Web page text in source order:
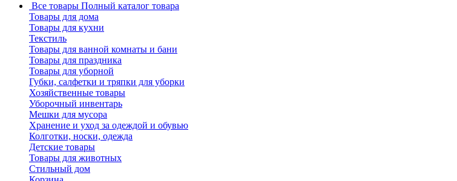
Все товары Полный каталог товара
Товары для дома
Товары для кухни
Текстиль
Товары для ванной комнаты и бани
Товары для праздника
Товары для уборной
Губки, салфетки и тряпки для уборки
Хозяйственные товары
Уборочный инвентарь
Мешки для мусора
Хранение и уход за одеждой и обувью
Колготки, носки, одежда
Детские товары
Товары для животных
Стильный дом